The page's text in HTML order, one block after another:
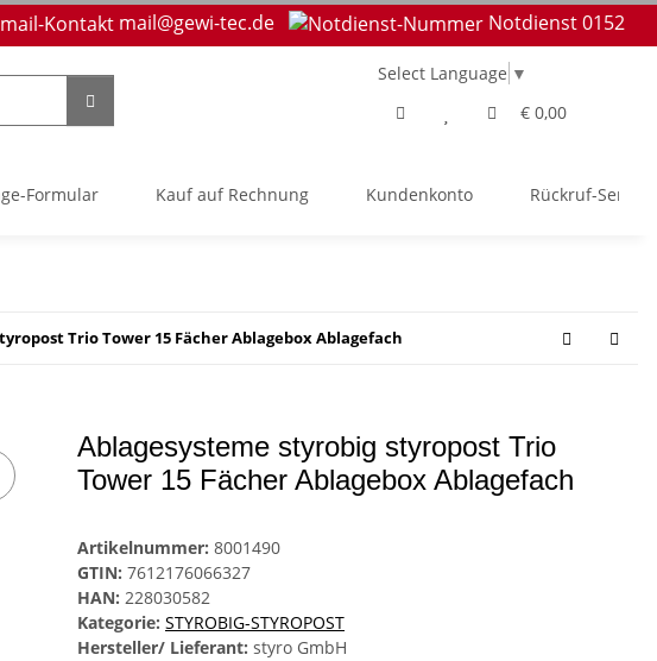
mail@gewi-tec.de
Notdienst 0152
Select Language ▼
€ 0,00
Formular Kauf auf Rechnung Kundenkonto Rückruf-Service
Trio Tower 15 Fächer Ablagebox Ablagefach
Ablagesysteme styrobig styropost Trio
Tower 15 Fächer Ablagebox Ablagefach
Artikelnummer: 8001490
GTIN: 7612176066327
HAN: 228030582
Kategorie: STYROBIG-STYROPOST
Hersteller/ Lieferant: styro GmbH